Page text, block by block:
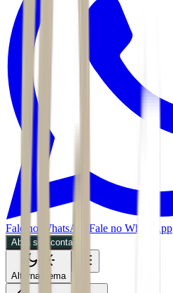
Fale no WhatsApp Fale no WhatsApp
Abra sua conta
Alternar tema